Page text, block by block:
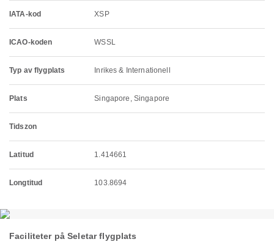
IATA-kod XSP
ICAO-koden WSSL
Typ av flygplats Inrikes & Internationell
Plats Singapore, Singapore
Tidszon
Latitud 1.414661
Longtitud 103.8694
Faciliteter på Seletar flygplats